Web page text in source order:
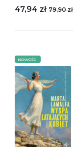
47,94 zł 79,90 zł
NOWOŚCI